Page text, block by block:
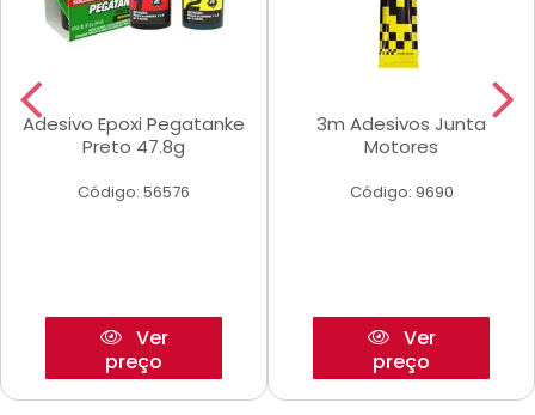
Adesivo Epoxi Pegatanke
Preto 47.8g
Código: 56576
Ver
preço
3m Adesivos Junta
Motores
Código: 9690
Ver
preço